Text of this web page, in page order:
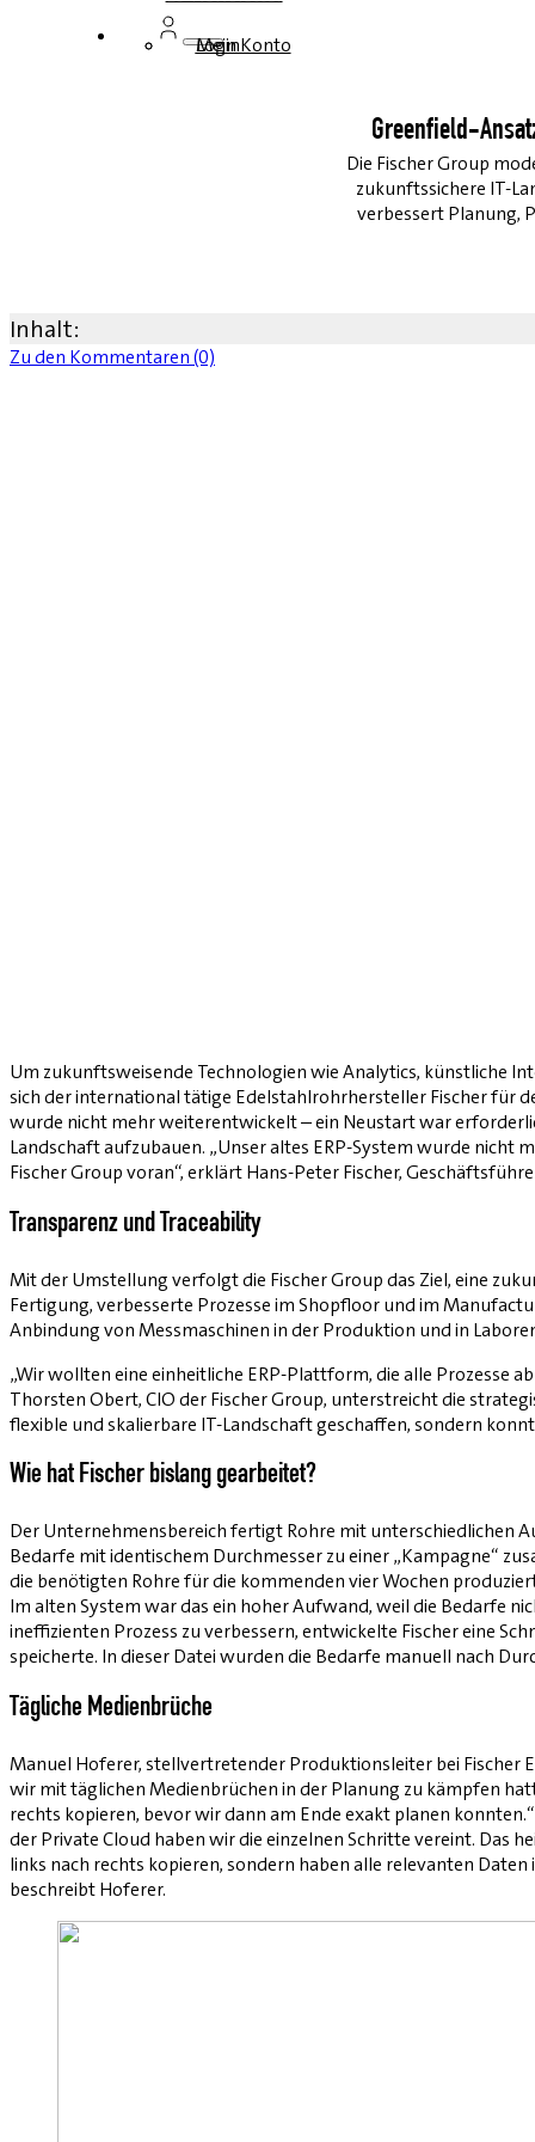
Login
Mein Konto
Greenfield-
Die Fischer Group
zukunftssichere IT-
verbessert Planung,
Inhalt:
Zu den Kommentaren (0)
Um zukunftsweisende Technologien wie Analytics, künstliche
sich der international tätige Edelstahlrohrhersteller Fischer für
wurde nicht mehr weiterentwickelt – ein Neustart war
Landschaft aufzubauen. „Unser altes ERP-System wurde
Fischer Group voran“, erklärt Hans-Peter Fischer,
Transparenz und Traceability
Mit der Umstellung verfolgt die Fischer Group das Ziel, eine
Fertigung, verbesserte Prozesse im Shopfloor und im
Anbindung von Messmaschinen in der Produktion und in
„Wir wollten eine einheitliche ERP-Plattform, die alle Prozesse
Thorsten Obert, CIO der ­Fischer Group, unterstreicht die
flexible und skalierbare IT-Landschaft geschaffen, sondern
Wie hat Fischer bislang gearbeitet?
Der Unternehmensbereich fertigt Rohre mit unterschiedlichen
Bedarfe mit identischem Durchmesser zu einer „Kampagne“
die benötigten Rohre für die kommenden vier Wochen
Im alten System war das ein hoher Aufwand, weil die Bedarfe
ineffizienten Prozess zu verbessern, entwickelte Fischer eine
speicherte. In dieser Datei wurden die Bedarfe manuell nach
Tägliche Medienbrüche
Manuel Hoferer, stellvertretender Produktionsleiter bei Fischer
wir mit täglichen Medienbrüchen in der Planung zu kämpfen
rechts kopieren, bevor wir dann am Ende exakt planen
der Private Cloud haben wir die einzelnen Schritte vereint. Das
links nach rechts kopieren, sondern haben alle relevanten
beschreibt Hoferer.